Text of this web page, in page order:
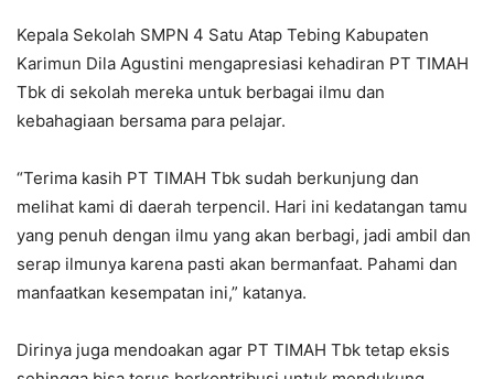
Kepala Sekolah SMPN 4 Satu Atap Tebing Kabupaten
Karimun Dila Agustini mengapresiasi kehadiran PT TIMAH
Tbk di sekolah mereka untuk berbagai ilmu dan
kebahagiaan bersama para pelajar.
“Terima kasih PT TIMAH Tbk sudah berkunjung dan
melihat kami di daerah terpencil. Hari ini kedatangan tamu
yang penuh dengan ilmu yang akan berbagi, jadi ambil dan
serap ilmunya karena pasti akan bermanfaat. Pahami dan
manfaatkan kesempatan ini,” katanya.
Dirinya juga mendoakan agar PT TIMAH Tbk tetap eksis